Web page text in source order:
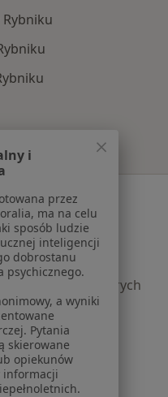
pacjentów
których
samodzielnie
i
przez
ma na celu
sposób ludzie
inteligencji
dobrostanu
psychicznego.
a wyniki
Pytania
skierowane
opiekunów
informacji